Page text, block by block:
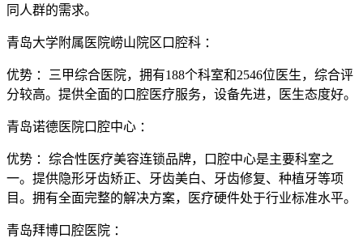
同人群的需求。
青岛大学附属医院崂山院区口腔科 ：
优势 ：三甲综合医院，拥有188个科室和2546位医生，综合评
分较高。提供全面的口腔医疗服务，设备先进，医生态度好。
青岛诺德医院口腔中心 ：
优势 ：综合性医疗美容连锁品牌，口腔中心是主要科室之
一。提供隐形牙齿矫正、牙齿美白、牙齿修复、种植牙等项
目。拥有全面完整的解决方案，医疗硬件处于行业标准水平。
青岛拜博口腔医院 ：